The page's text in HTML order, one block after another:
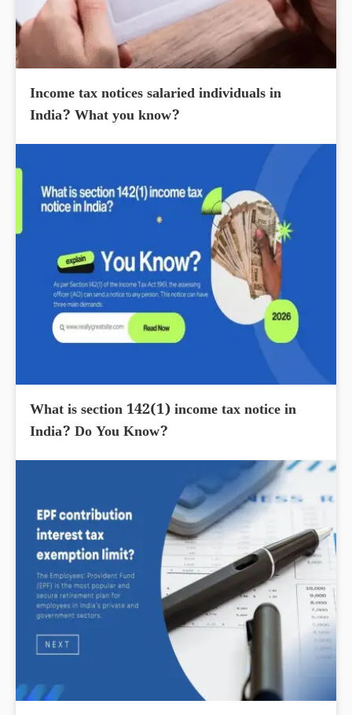
Income tax notices salaried individuals in
India? What you know?
What is section 142(1) income tax notice in
India? Do You Know?